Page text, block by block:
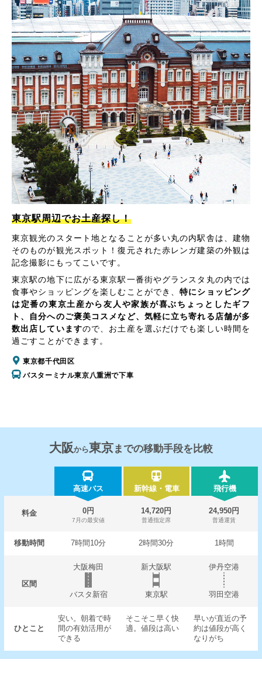
東京駅周辺でお土産探し！
東京観光のスタート地となることが多い丸の内駅舎は、建物
そのものが観光スポット！復元された赤レンガ建築の外観は
記念撮影にもってこいです。
東京駅の地下に広がる東京駅一番街やグランスタ丸の内では
食事やショッピングを楽しむことができ、特にショッピング
は定番の東京土産から友人や家族が喜ぶちょっとしたギフ
ト、自分へのご褒美コスメなど、気軽に立ち寄れる店舗が多
数出店していますので、お土産を選ぶだけでも楽しい時間を
過ごすことができます。
東京都千代田区
バスターミナル東京八重洲で下車
大阪から東京までの移動手段を比較
高速バス 新幹線・電車 飛行機
料金 0円
7月の最安値
14,720円
普通指定席
24,950円
普通運賃
移動時間 7時間10分 2時間30分 1時間
区間
大阪梅田 新大阪駅 伊丹空港
バスタ新宿 東京駅 羽田空港
ひとこと
安い。朝着で時
間の有効活用が
できる
そこそこ早く快
適。値段は高い
早いが直近の予
約は値段が高く
なりがち